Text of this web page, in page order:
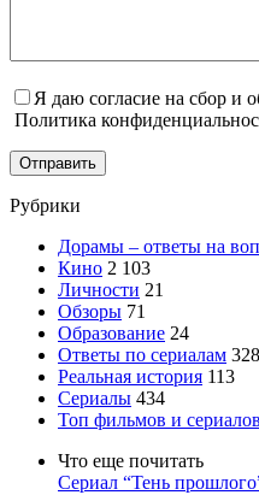
Я даю согласие на сбор и
Политика
Отправить
Рубрики
Дорамы – ответы на
Кино 2 103
Личности 21
Обзоры 71
Образование 24
Ответы по сериалам 328
Реальная история 113
Сериалы 434
Топ фильмов и сериалов
Что еще почитать
Сериал “Тень